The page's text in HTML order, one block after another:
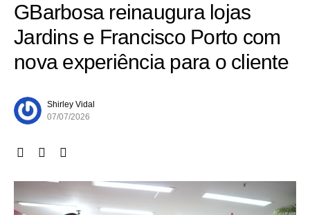
GBarbosa reinaugura lojas
Jardins e Francisco Porto com
nova experiência para o cliente
Shirley Vidal
07/07/2026